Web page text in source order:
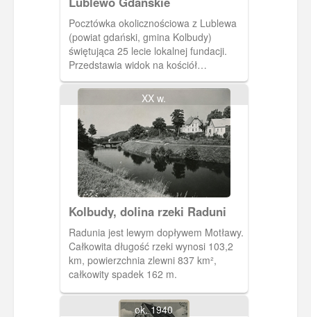
Pocztówka okolicznościowa z Lublewa
(powiat gdański, gmina Kolbudy)
świętująca 25 lecie lokalnej fundacji.
Przedstawia widok na kościół
ewangelicki, obecnie znajduje się tu
Kościół pw. NMP Królowej Polski.
XX w.
Kolbudy, dolina rzeki Raduni
Radunia jest lewym dopływem Motławy.
Całkowita długość rzeki wynosi 103,2
km, powierzchnia zlewni 837 km²,
całkowity spadek 162 m.
ok. 1940